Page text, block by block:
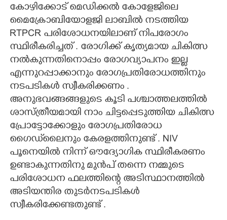
കോഴിക്കോട് മെഡിക്കൽ കോളേജിലെ
മൈക്രോബിയോളജി ലാബിൽ നടത്തിയ
RTPCR പരിശോധനയിലാണ് നിപരോഗം
സ്ഥിരീകരിച്ചത് . രോഗിക്ക് കൃത്യമായ ചികിത്സ
നൽകുന്നതിനൊപ്പം രോഗവ്യാപനം ഇല്ല
എന്നുറപ്പാക്കാനും രോഗപ്രതിരോധത്തിനും
നടപടികൾ സ്വീകരിക്കണം .
അനുഭവങ്ങങ്ങളുടെ കൂടി പശ്ചാത്തലത്തിൽ
ശാസ്ത്രീയമായി നാം ചിട്ടപ്പെടുത്തിയ ചികിത്സ
പ്രോട്ടോക്കോളും രോഗപ്രതിരോധ
ഗൈഡ്‌ലൈനും കേരളത്തിനുണ്ട് . NIV
പൂനെയിൽ നിന്ന് ഔദ്യോഗിക സ്ഥിരീകരണം
ഉണ്ടാകുന്നതിനു മുൻപ് തന്നെ നമ്മുടെ
പരിശോധന ഫലത്തിന്റെ അടിസ്ഥാനത്തിൽ
അടിയന്തിര തുടർനടപടികൾ
സ്വീകരിക്കേണ്ടതുണ്ട് .